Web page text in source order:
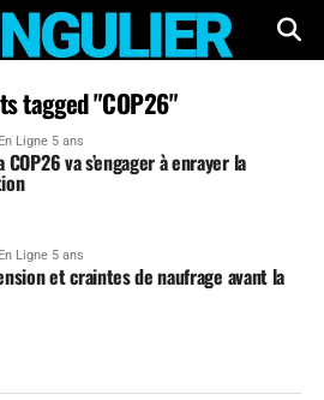
tagged "COP26"
En Ligne 5 ans
COP26 va s’engager à enrayer la
En Ligne 5 ans
et craintes de naufrage avant la